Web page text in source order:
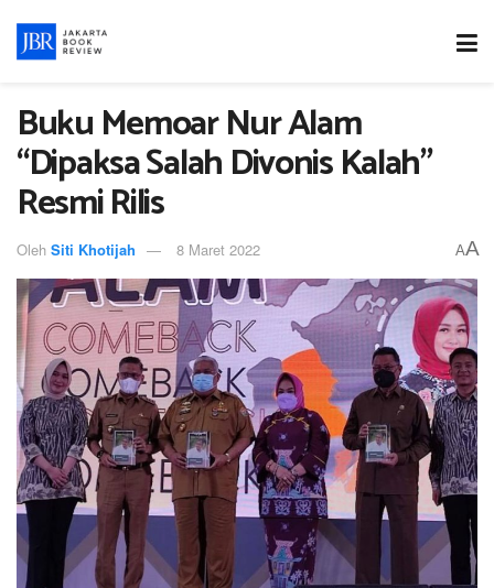
Buku Memoar Nur Alam
“Dipaksa Salah Divonis Kalah”
Resmi Rilis
Oleh Siti Khotijah 8 Maret 2022 AA